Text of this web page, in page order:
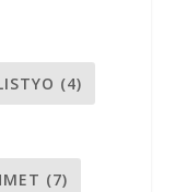
(4)
(7)